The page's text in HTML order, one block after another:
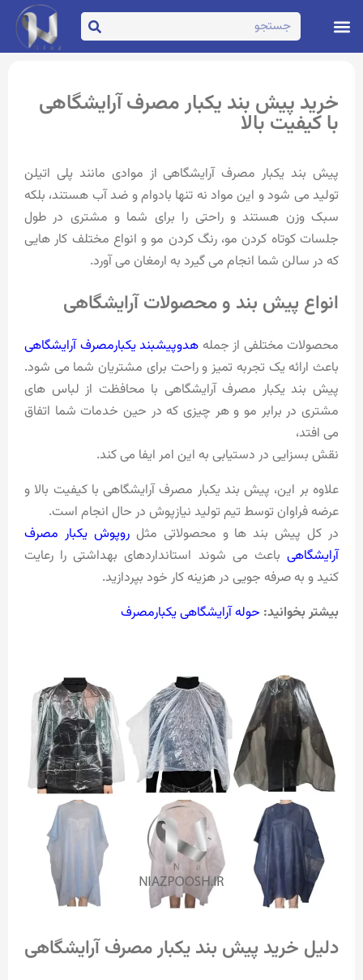
خرید پیش بند یکبار مصرف آرایشگاهی
با کیفیت بالا
پیش بند یکبار مصرف آرایشگاهی از موادی مانند پلی اتیلن
تولید می شود و این مواد نه تنها بادوام و ضد آب هستند، بلکه
سبک وزن هستند و راحتی را برای شما و مشتری در طول
جلسات کوتاه کردن مو، رنگ کردن مو و انواع مختلف کار هایی
که در سالن شما انجام می گیرد به ارمغان می آورد.
انواع پیش بند و محصولات آرایشگاهی
محصولات مختلفی از جمله هدوپیشبند یکبارمصرف آرایشگاهی
باعث ارائه یک تجربه تمیز و راحت برای مشتریان شما می شود.
پیش بند یکبار مصرف آرایشگاهی با محافظت از لباس های
مشتری در برابر مو و هر چیزی که در حین خدمات شما اتفاق
می افتد،
نقش بسزایی در دستیابی به این امر ایفا می کند.
علاوه بر این، پیش بند یکبار مصرف آرایشگاهی با کیفیت بالا و
عرضه فراوان توسط تیم تولید نیازپوش در حال انجام است.
در کل پیش بند ها و محصولاتی مثلروپوش یکبار مصرف
آرایشگاهی باعث می شوند استانداردهای بهداشتی را رعایت
کنید و به صرفه جویی در هزینه کار خود بپردازید.
بیشتر بخوانید: حوله آرایشگاهی یکبارمصرف
دلیل خرید پیش بند یکبار مصرف آرایشگاهی